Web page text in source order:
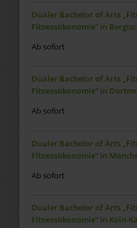
Dualer Bachelor of Arts
Fitnessökonomie“ in
Ab sofort
Dualer Bachelor of Arts
Fitnessökonomie“ in
Ab sofort
Dualer Bachelor of Arts
Fitnessökonomie“ in
Ab sofort
Dualer Bachelor of Arts
Fitnessökonomie“ in Köln-